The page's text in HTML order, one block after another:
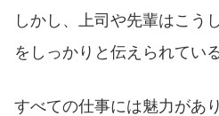
しかし、上司や先輩はこう
をしっかりと伝えられてい
すべての仕事には魅力があ